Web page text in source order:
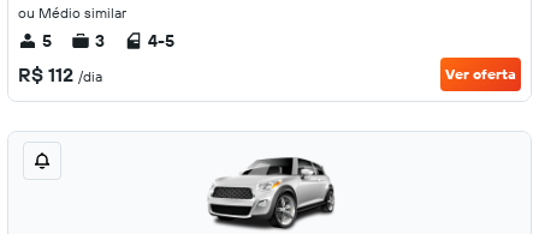
ou Médio similar
5 3 4-5
R$ 112 /dia Ver oferta